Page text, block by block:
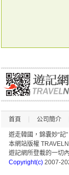
首頁 公司簡介
遊走韓國，錦囊妙“記
本網站版權
遊記網所登載的一切
Copyright(c) 2007-